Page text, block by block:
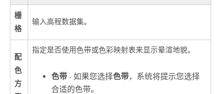
栅
格
输入高程数据集。
配
色
方
指定是否使用色带或色彩映射表来显示晕渲地貌。
色带 - 如果您选择色带，系统将提示您选择
合适的色带。